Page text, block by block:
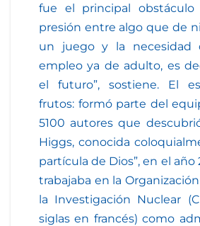
fue el principal obstáculo
presión entre algo que de
un juego y la necesidad
empleo ya de adulto, es
el futuro”, sostiene. El
frutos: formó parte del
5100 autores que
Higgs, conocida
partícula de Dios”, en el año
trabajaba en la
la Investigación Nuclear
siglas en francés) como